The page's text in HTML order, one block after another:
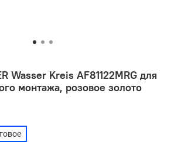
Wasser Kreis AF81122MRG для
монтажа, розовое золото